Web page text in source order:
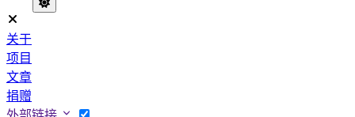
关于
项目
文章
捐赠